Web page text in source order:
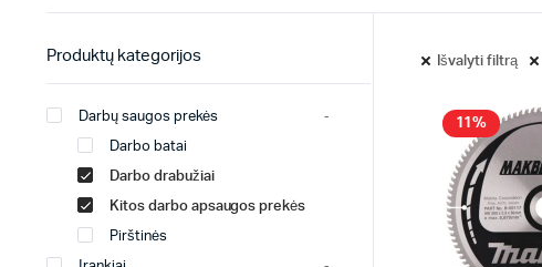
Išvalyti filtrą
11%
Produktų kategorijos
Darbų saugos prekės
Darbo batai
Darbo drabužiai
Kitos darbo apsaugos prekės
Pirštinės